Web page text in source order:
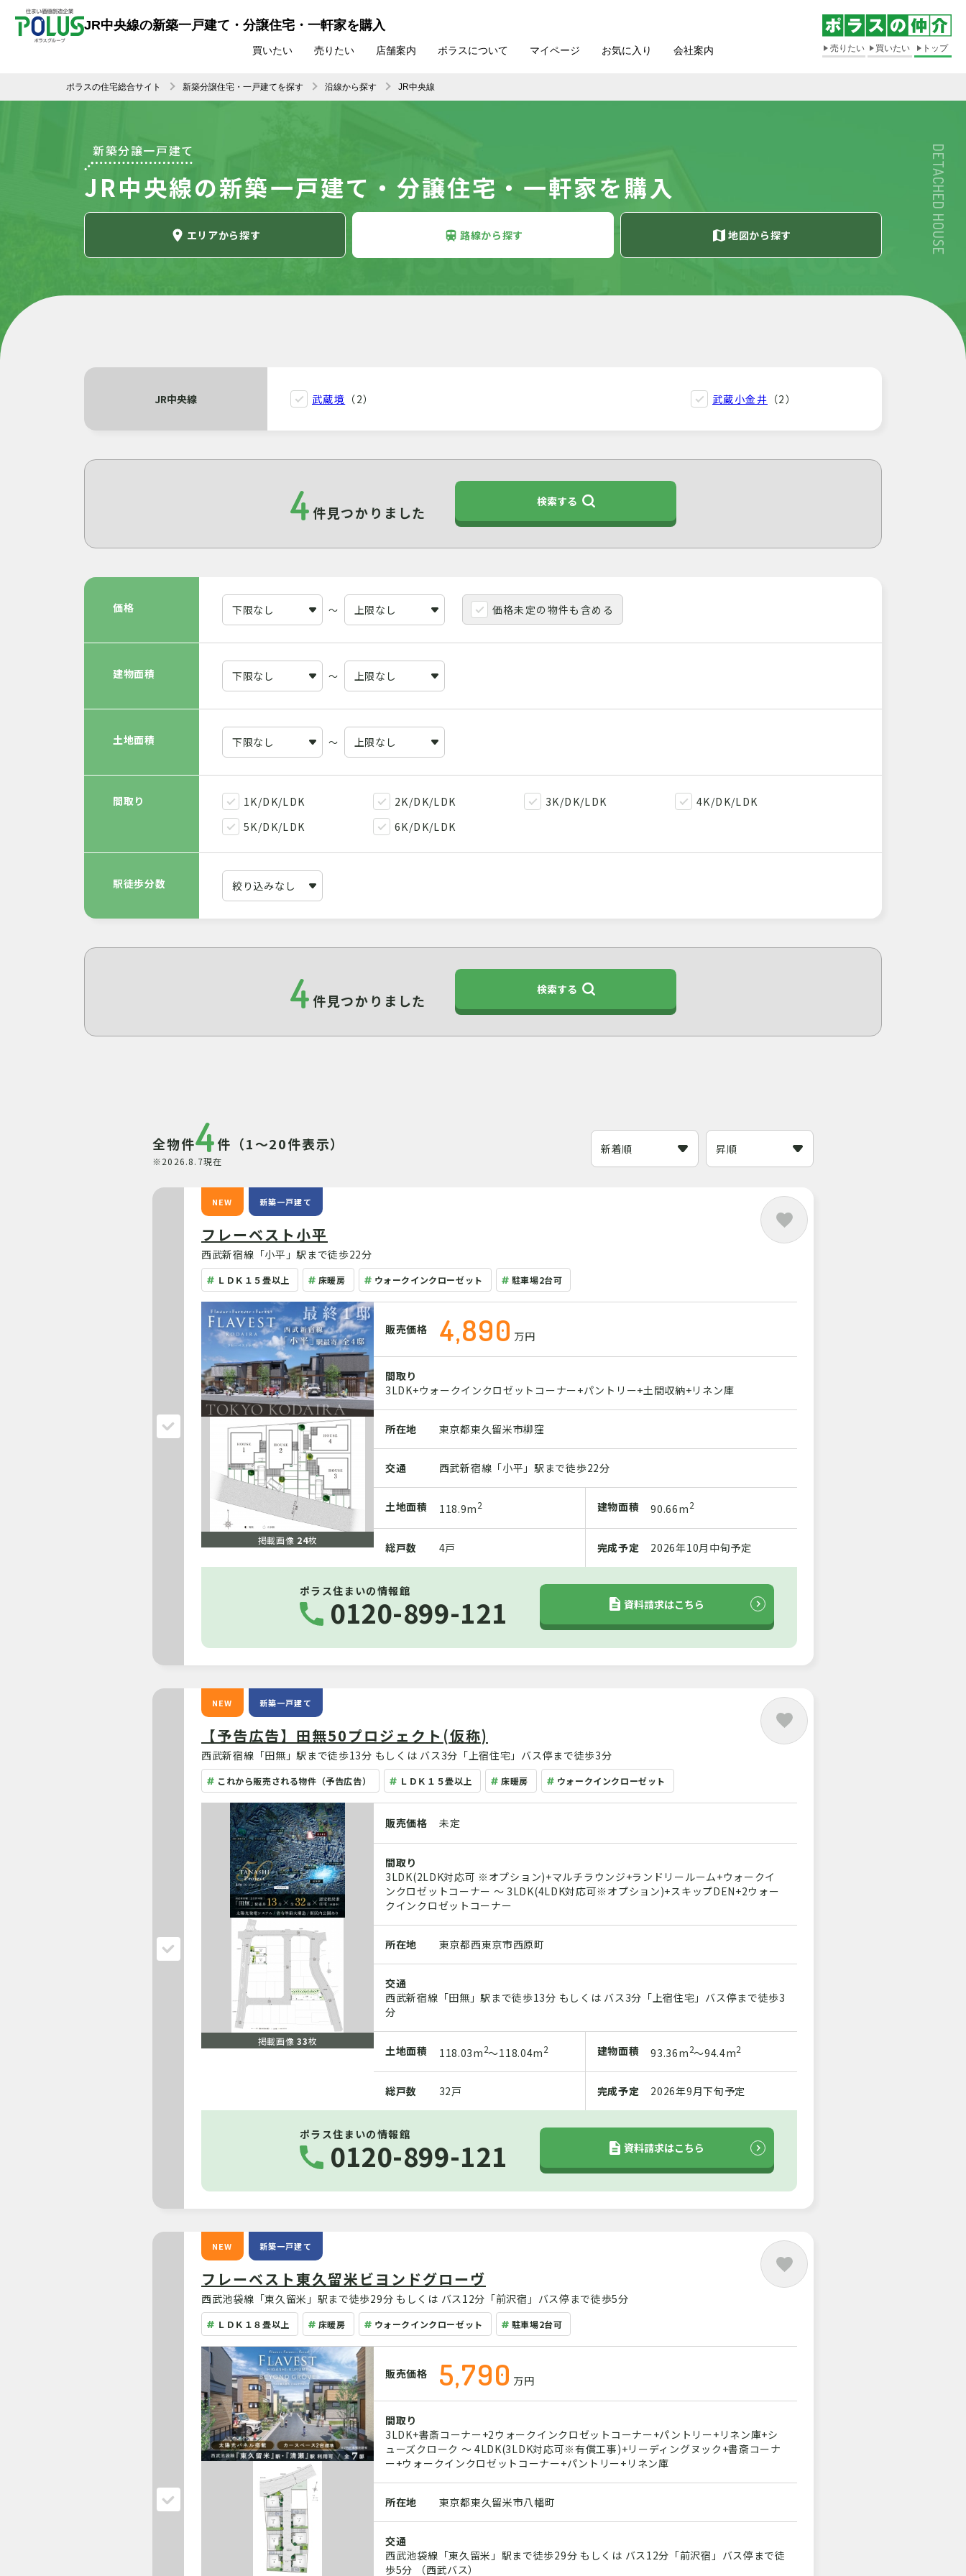
JR中央線の新築一戸建て・分譲住宅・一軒家を購入
買いたい 売りたい 店舗案内 ポラスについて マイページ お気に入り 会社案内 売りたい 買いたい トップ
ポラスの住宅総合サイト 新築分譲住宅・一戸建てを探す 沿線から探す JR中央線
DETACHED HOUSE
新築分譲一戸建て
JR中央線の新築一戸建て・分譲住宅・一軒家を購入
エリアから探す 路線から探す 地図から探す
JR中央線 武蔵境 （2） 武蔵小金井 （2）
4 件見つかりました
検索する
価格 ～ 価格未定の物件も含める
建物面積 ～
土地面積 ～
間取り 1K/DK/LDK 2K/DK/LDK 3K/DK/LDK
4K/DK/LDK
5K/DK/LDK
6K/DK/LDK
駅徒歩分数
4 件見つかりました
検索する
全物件4件（1～20件表示）
※2026.8.7現在
NEW 新築一戸建て
フレーベスト小平
西武新宿線「小平」駅まで徒歩22分
ＬＤＫ１５畳以上 床暖房 ウォークインクローゼット 駐車場2台可
掲載画像 24枚
販売価格 4,890 万円
間取り
3LDK+ウォークインクロゼットコーナー+パントリー+土間収納+リネン庫
所在地 東京都東久留米市柳窪
交通 西武新宿線「小平」駅まで徒歩22分
土地面積 118.9m2 建物面積 90.66m2
総戸数 4戸 完成予定 2026年10月中旬予定
ポラス住まいの情報館
0120-899-121 資料請求はこちら
NEW 新築一戸建て
【予告広告】田無50プロジェクト(仮称)
西武新宿線「田無」駅まで徒歩13分 もしくは バス3分「上宿住宅」バス停まで徒歩3分
これから販売される物件（予告広告） ＬＤＫ１５畳以上 床暖房 ウォークインクローゼット
掲載画像 33枚
販売価格 未定
間取り
3LDK(2LDK対応可 ※オプション)+マルチラウンジ+ランドリールーム+ウォークイ
ンクロゼットコーナー ～ 3LDK(4LDK対応可※オプション)+スキップDEN+2ウォー
クインクロゼットコーナー
所在地 東京都西東京市西原町
交通
西武新宿線「田無」駅まで徒歩13分 もしくは バス3分「上宿住宅」バス停まで徒歩3
分
土地面積 118.03m2～118.04m2 建物面積 93.36m2～94.4m2
総戸数 32戸 完成予定 2026年9月下旬予定
ポラス住まいの情報館
0120-899-121 資料請求はこちら
NEW 新築一戸建て
フレーベスト東久留米ビヨンドグローヴ
西武池袋線「東久留米」駅まで徒歩29分 もしくは バス12分「前沢宿」バス停まで徒歩5分
ＬＤＫ１８畳以上 床暖房 ウォークインクローゼット 駐車場2台可
販売価格 5,790 万円
間取り
3LDK+書斎コーナー+2ウォークインクロゼットコーナー+パントリー+リネン庫+シ
ューズクローク ～ 4LDK(3LDK対応可※有償工事)+リーディングヌック+書斎コーナ
ー+ウォークインクロゼットコーナー+パントリー+リネン庫
所在地 東京都東久留米市八幡町
交通
西武池袋線「東久留米」駅まで徒歩29分 もしくは バス12分「前沢宿」バス停まで徒
歩5分 （西武バス）